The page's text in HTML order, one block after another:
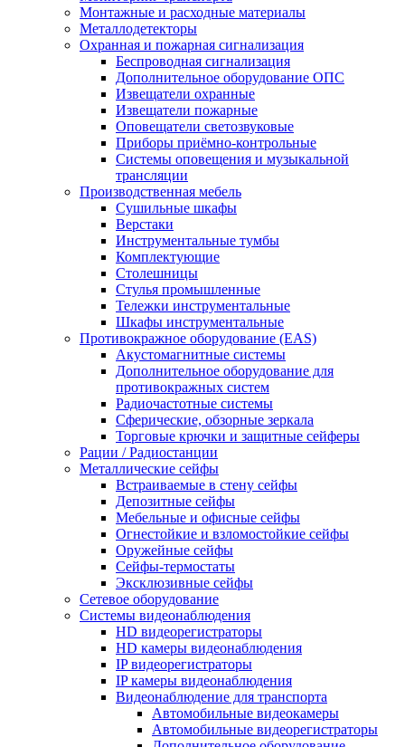
Монтажные и расходные материалы
Металлодетекторы
Охранная и пожарная сигнализация
Беспроводная сигнализация
Дополнительное оборудование ОПС
Извещатели охранные
Извещатели пожарные
Оповещатели светозвуковые
Приборы приёмно-контрольные
Системы оповещения и музыкальной
трансляции
Производственная мебель
Cушильные шкафы
Верстаки
Инструментальные тумбы
Комплектующие
Столешницы
Стулья промышленные
Тележки инструментальные
Шкафы инструментальные
Противокражное оборудование (EAS)
Акустомагнитные системы
Дополнительное оборудование для
противокражных систем
Радиочастотные системы
Сферические, обзорные зеркала
Торговые крючки и защитные сейферы
Рации / Радиостанции
Металлические сейфы
Встраиваемые в стену сейфы
Депозитные сейфы
Мебельные и офисные сейфы
Огнестойкие и взломостойкие сейфы
Оружейные сейфы
Сейфы-термостаты
Эксклюзивные сейфы
Сетевое оборудование
Системы видеонаблюдения
HD видеорегистраторы
HD камеры видеонаблюдения
IP видеорегистраторы
IP камеры видеонаблюдения
Видеонаблюдение для транспорта
Автомобильные видеокамеры
Автомобильные видеорегистраторы